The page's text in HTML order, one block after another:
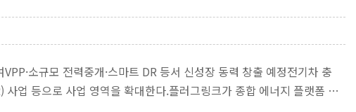
소규모 전력중개·스마트 DR 등서 신성장 동력 창출 예정전기차 충
업 등으로 사업 영역을 확대한다.플러그링크가 종합 에너지 플랫폼 기